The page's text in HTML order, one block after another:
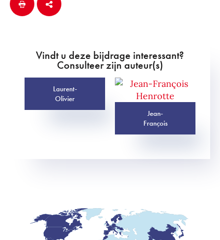
Vindt u deze bijdrage interessant?
Consulteer zijn auteur(s)
Laurent-
Olivier
Jean-
François